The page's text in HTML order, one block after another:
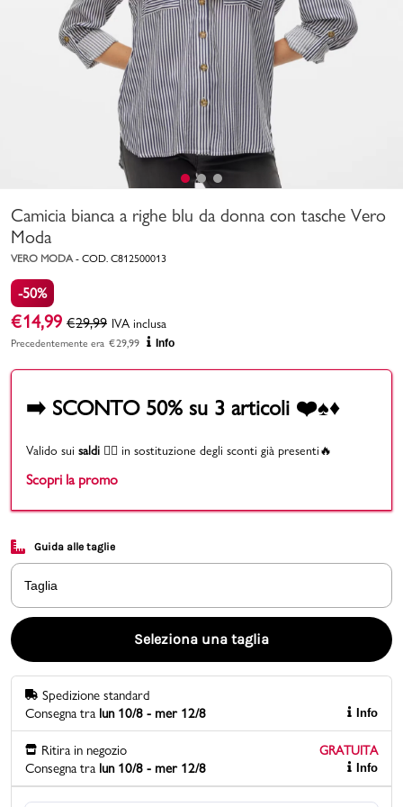
Bambino
Valigie
Marchi
Carrello
Promo & News
negozi
pcard
Gift card
Camicia bianca a righe blu da donna con tasche Vero
Moda
VERO MODA - COD. C812500013
-50%
€14,99 €29,99 IVA inclusa
Precedentemente era €29,99 Info
➡️ SCONTO 50% su 3 articoli ❤️♠️♦️
Valido sui saldi 👉🏻 in sostituzione degli sconti già presenti🔥
Scopri la promo
Guida alle taglie
Taglia
Seleziona una taglia
Spedizione standard
Consegna tra lun 10/8 - mer 12/8 Info
Ritira in negozio
GRATUITA
Consegna tra lun 10/8 - mer 12/8 Info